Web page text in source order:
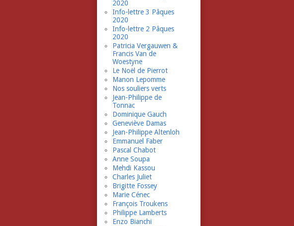
2020
Info-lettre 3 Pâques
2020
Info-lettre 2 Pâques
2020
Patricia Vergauwen &
Francis Van de
Woestyne
Le Noël de Pierrot
Manon Lepomme
Nos souliers verts
Jean-Philippe de
Tonnac
Dominique Gauch
Geneviève Damas
Jean-Philippe Altenloh
Emmanuel Faber
Pascal Chabot
Anne Soupa
Mehdi Kassou
Charles Juliet
Brigitte Fossey
Marie Cénec
François Troukens
Philippe Lamberts
Enzo Bianchi